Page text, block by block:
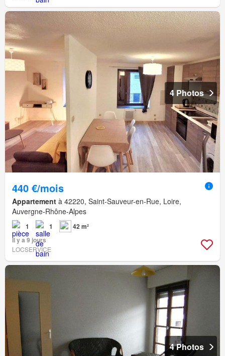
4 Photos
440 €/mois
Appartement à 42220, Saint-Sauveur-en-Rue, Loire,
Auvergne-Rhône-Alpes
1 1
42 m²
Il y a 9 jours
LOCSERVICE
4 Photos